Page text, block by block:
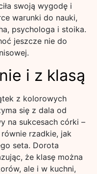
swoją wygodę i
warunki do nauki,
psychologa i stoika.
jeszcze nie do
i z klasą
z kolorowych
się z dala od
na sukcesach córki –
rzadkie, jak
seta. Dorota
że klasę można
ale i w kuchni,